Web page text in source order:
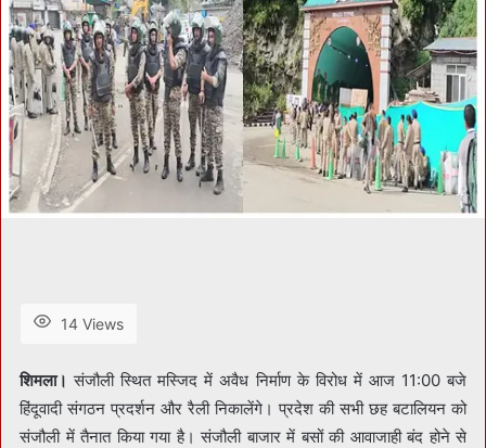
14 Views
शिमला। संजौली स्थित मस्जिद में अवैध निर्माण के विरोध में आज 11:00 बजे
हिंदूवादी संगठन प्रदर्शन और रैली निकालेंगे। प्रदेश की सभी छह बटालियन को
संजौली में तैनात किया गया है। संजौली बाजार में बसों की आवाजाही बंद होने से